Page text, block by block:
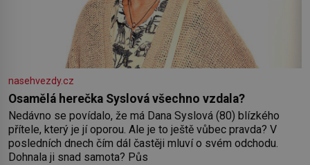
nasehvezdy.cz
Osamělá herečka Syslová všechno vzdala?
Nedávno se povídalo, že má Dana Syslová (80) blízkého
přítele, který je jí oporou. Ale je to ještě vůbec pravda? V
posledních dnech čím dál častěji mluví o svém odchodu.
Dohnala ji snad samota? Půs